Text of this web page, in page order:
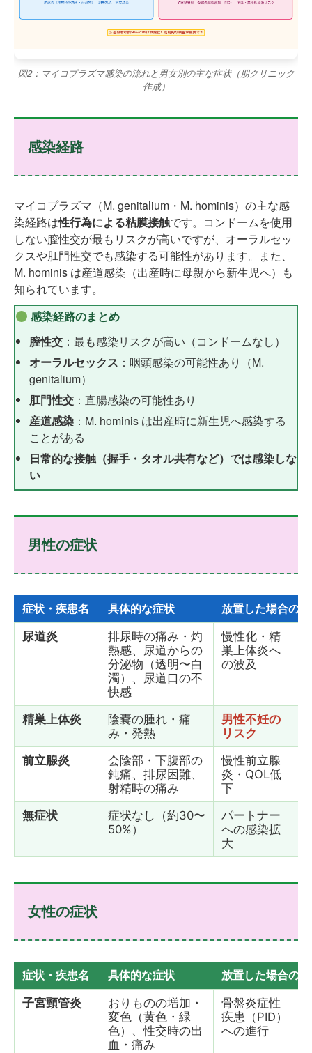
図2：マイコプラズマ感染の流れと男女別の主な症状（朋クリニック
作成）
感染経路
マイコプラズマ（M. genitalium・M. hominis）の主な感
染経路は性行為による粘膜接触です。コンドームを使用
しない膣性交が最もリスクが高いですが、オーラルセッ
クスや肛門性交でも感染する可能性があります。また、
M. hominis は産道感染（出産時に母親から新生児へ）も
知られています。
感染経路のまとめ
膣性交 ：最も感染リスクが高い（コンドームなし）
オーラルセックス ：咽頭感染の可能性あり（M.
genitalium）
肛門性交 ：直腸感染の可能性あり
産道感染 ：M. hominis は出産時に新生児へ感染する
ことがある
日常的な接触（握手・タオル共有など）では感染しな
い
男性の症状
症状・疾患名 具体的な症状
放置した場合の
尿道炎
排尿時の痛み・灼
熱感、尿道からの
分泌物（透明〜白
濁）、尿道口の不
快感
慢性化・精
巣上体炎へ
の波及
精巣上体炎
陰嚢の腫れ・痛
み・発熱
男性不妊の
リスク
前立腺炎
会陰部・下腹部の
鈍痛、排尿困難、
射精時の痛み
慢性前立腺
炎・QOL低
下
無症状
症状なし（約30〜
50%）
パートナー
への感染拡
大
女性の症状
症状・疾患名 具体的な症状
放置した場合の
子宮頸管炎
おりものの増加・
変色（黄色・緑
色）、性交時の出
血・痛み
骨盤炎症性
疾患（PID）
への進行